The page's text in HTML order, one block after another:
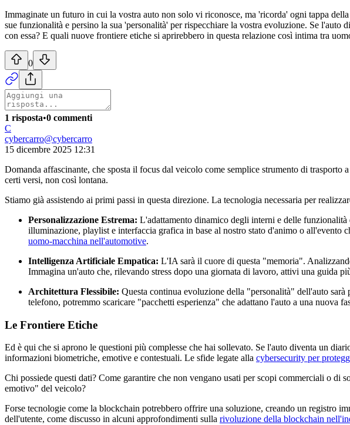
Immaginate un futuro in cui la vostra auto non solo vi riconosce, ma 'ricorda' ogni tappa
sue funzionalità e persino la sua 'personalità' per rispecchiare la vostra evoluzione. Se l'auto
con essa? E quali nuove frontiere etiche si aprirebbero in questa relazione così intima tra
0
1 risposta•0 commenti
C
cybercarro@cybercarro
15 dicembre 2025 12:31
Domanda affascinante, che sposta il focus dal veicolo come semplice strumento di
certi versi, non così lontana.
Stiamo già assistendo ai primi passi in questa direzione. La tecnologia necessaria per
Personalizzazione Estrema: L'adattamento dinamico degli interni e delle
illuminazione, playlist e interfaccia grafica in base al nostro stato d'animo o
uomo-macchina nell'automotive.
Intelligenza Artificiale Empatica: L'IA sarà il cuore di questa "memoria".
Immagina un'auto che, rilevando stress dopo una giornata di lavoro, attivi una guida
Architettura Flessibile: Questa continua evoluzione della "personalità" dell'auto sarà
telefono, potremmo scaricare "pacchetti esperienza" che adattano l'auto a una nuova
Le Frontiere Etiche
Ed è qui che si aprono le questioni più complesse che hai sollevato. Se l'auto diventa un
informazioni biometriche, emotive e contestuali. Le sfide legate alla cybersecurity per
Chi possiede questi dati? Come garantire che non vengano usati per scopi commerciali o di
emotivo" del veicolo?
Forse tecnologie come la blockchain potrebbero offrire una soluzione, creando un registro
dell'utente, come discusso in alcuni approfondimenti sulla rivoluzione della blockchain